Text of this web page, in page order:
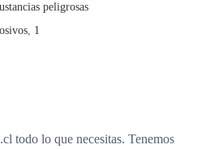
peligrosas
, 1
todo lo que necesitas. Tenemos